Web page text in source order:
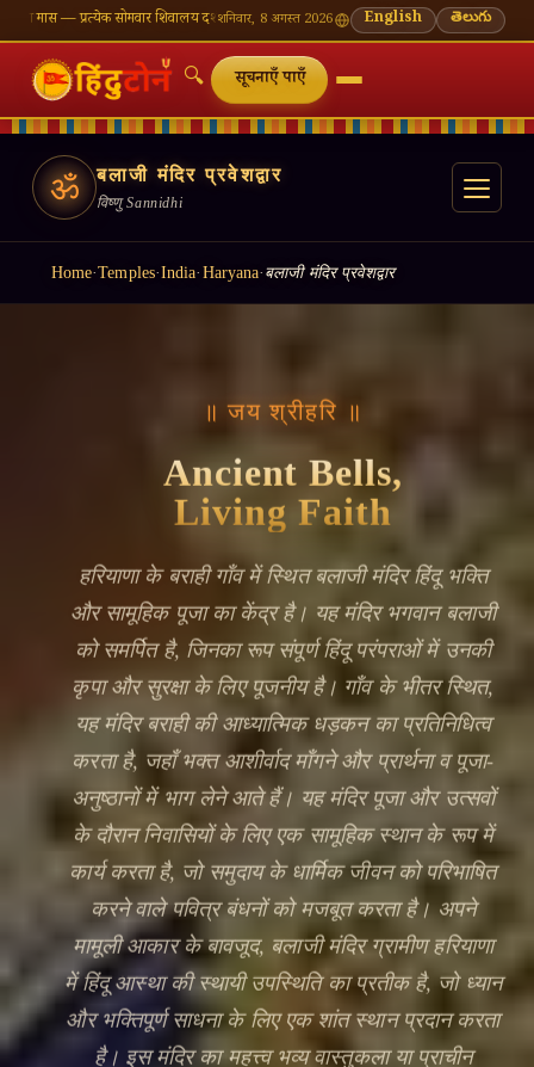
शिवालय दर्शन का महत्व🌸 गणेश चतुर्थी — भाद्रपद शुक्ल चतुर्थी⛩ काशी विश्वनाथ — आज के दर्शन
शनिवार, 8 अगस्त 2026 English తెలుగు
🔍
🔍
सूचनाएँ पाएँ
ॐ बलाजी मंदिर प्रवेशद्वार
विष्णु Sannidhi
Home·Temples·India· Haryana· बलाजी मंदिर प्रवेशद्वार
॥ जय श्रीहरि ॥
Ancient Bells,
Living Faith
हरियाणा के बराही गाँव में स्थित बलाजी मंदिर हिंदू भक्ति
और सामूहिक पूजा का केंद्र है। यह मंदिर भगवान बलाजी
को समर्पित है, जिनका रूप संपूर्ण हिंदू परंपराओं में उनकी
कृपा और सुरक्षा के लिए पूजनीय है। गाँव के भीतर स्थित,
यह मंदिर बराही की आध्यात्मिक धड़कन का प्रतिनिधित्व
करता है, जहाँ भक्त आशीर्वाद माँगने और प्रार्थना व पूजा-
अनुष्ठानों में भाग लेने आते हैं। यह मंदिर पूजा और उत्सवों
के दौरान निवासियों के लिए एक सामूहिक स्थान के रूप में
कार्य करता है, जो समुदाय के धार्मिक जीवन को परिभाषित
करने वाले पवित्र बंधनों को मजबूत करता है। अपने
मामूली आकार के बावजूद, बलाजी मंदिर ग्रामीण हरियाणा
में हिंदू आस्था की स्थायी उपस्थिति का प्रतीक है, जो ध्यान
और भक्तिपूर्ण साधना के लिए एक शांत स्थान प्रदान करता
है। इस मंदिर का महत्त्व भव्य वास्तुकला या प्राचीन